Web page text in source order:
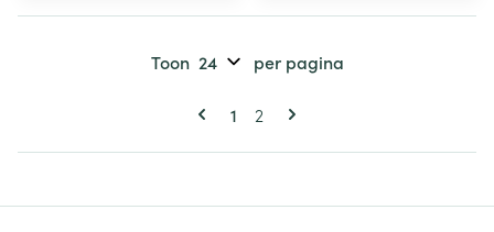
Pagina's
U lees momenteel pagina
1 Pagina
2
Toon per pagina